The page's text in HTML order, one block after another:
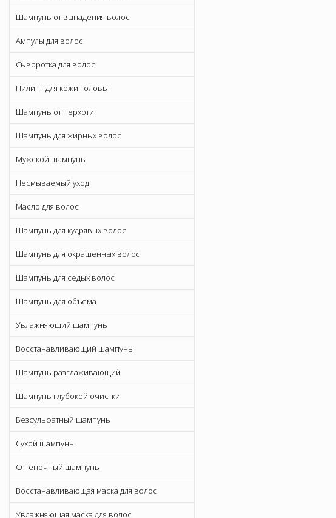
Шампунь от выпадения волос
Ампулы для волос
Сыворотка для волос
Пилинг для кожи головы
Шампунь от перхоти
Шампунь для жирных волос
Мужской шампунь
Несмываемый уход
Масло для волос
Шампунь для кудрявых волос
Шампунь для окрашенных волос
Шампунь для седых волос
Шампунь для объема
Увлажняющий шампунь
Восстанавливающий шампунь
Шампунь разглаживающий
Шампунь глубокой очистки
Безсульфатный шампунь
Сухой шампунь
Оттеночный шампунь
Восстанавливающая маска для волос
Увлажняющая маска для волос